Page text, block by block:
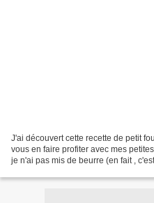
J'ai découvert cette recette de petit
vous en faire profiter avec mes
je n'ai pas mis de beurre (en fait ,